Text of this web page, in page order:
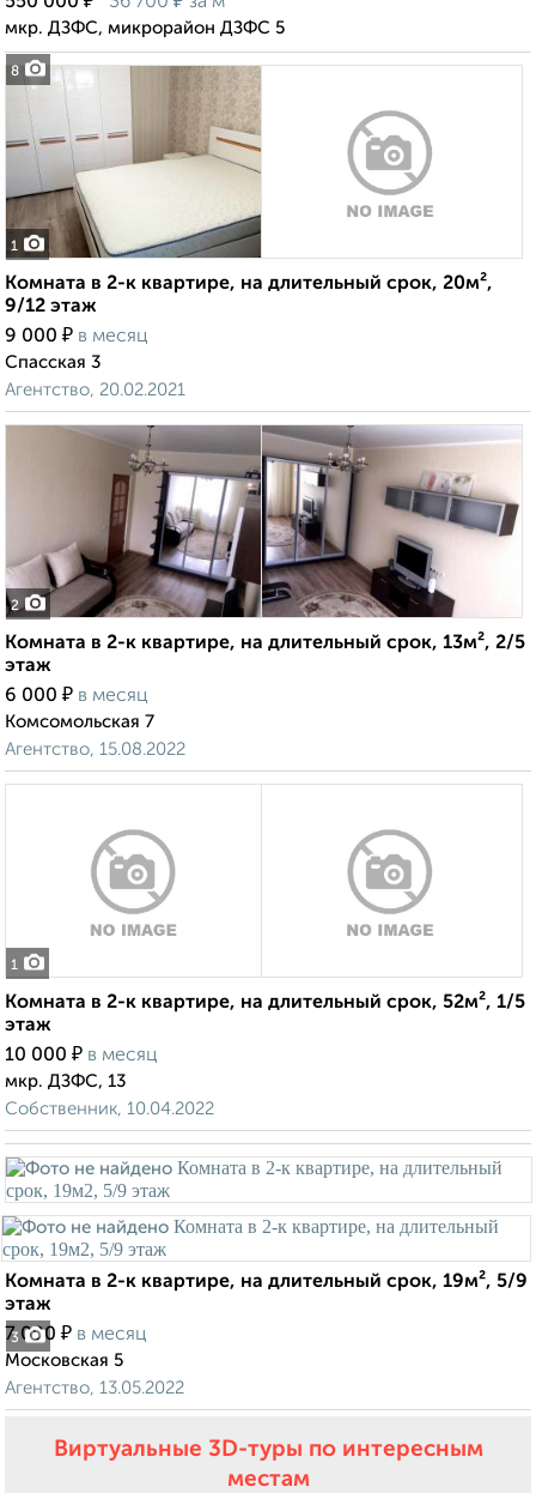
8
мкр. ДЗФС, микрорайон ДЗФС 5
1
Комната в 2-к квартире, на длительный срок, 20м²,
9/12 этаж
9 000 ₽ в месяц
Спасская 3
Агентство, 20.02.2021
2
Комната в 2-к квартире, на длительный срок, 13м², 2/5
этаж
6 000 ₽ в месяц
Комсомольская 7
Агентство, 15.08.2022
1
Комната в 2-к квартире, на длительный срок, 52м², 1/5
этаж
10 000 ₽ в месяц
мкр. ДЗФС, 13
Собственник, 10.04.2022
3
Комната в 2-к квартире, на длительный срок, 19м², 5/9
этаж
7 000 ₽ в месяц
Московская 5
Агентство, 13.05.2022
Виртуальные 3D-туры по интересным
местам